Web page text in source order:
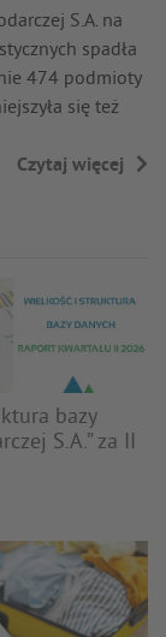
S.A. na
spadła
474 podmioty
się też
Czytaj więcej
bazy
S.A.” za II